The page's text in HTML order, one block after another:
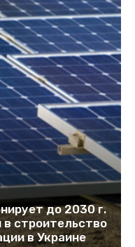
до 2030 г.
строительство
в Украине